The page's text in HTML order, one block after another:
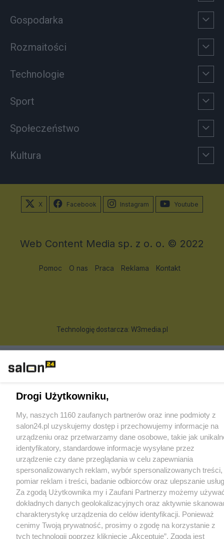
Gospodarka
Rozmaitości
Technologie
Sport
Społeczeństwo
Kultura
X Facebook Instagram Youtube
Web Content Media sp. z o. o. © 2022
Pomoc O nas Praca Reklama Kontakt
Technologię dostarcza: W3media.pl
Drogi Użytkowniku,
My, naszych 1160 zaufanych partnerów oraz inne podmioty z
salon24.pl uzyskujemy dostęp i przechowujemy informacje na
urządzeniu oraz przetwarzamy dane osobowe, takie jak
identyfikatory, standardowe informacje wysyłane przez
urządzenie czy dane przeglądania w celu zapewniania
spersonalizowanych reklam, wybór spersonalizowanych treści,
pomiar reklam i treści, badanie odbiorców oraz ulepszanie
Za zgodą Użytkownika my i Zaufani Partnerzy możemy
dokładnych danych geolokalizacyjnych oraz aktywnie
charakterystykę urządzenia do celów identyfikacji. Ponieważ
cenimy Twoją prywatność, prosimy o zgodę na korzystanie z
tych technologii poprzez kliknięcie „Akceptuję”. Zgoda jest